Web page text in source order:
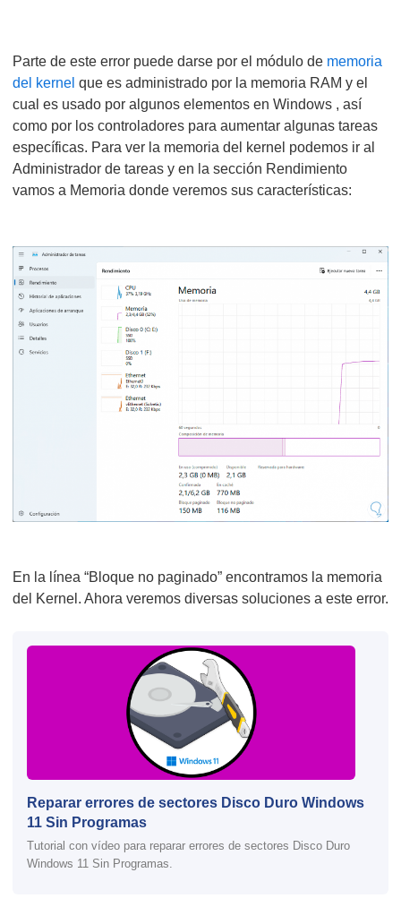
Parte de este error puede darse por el módulo de memoria
del kernel que es administrado por la memoria RAM y el
cual es usado por algunos elementos en Windows , así
como por los controladores para aumentar algunas tareas
específicas. Para ver la memoria del kernel podemos ir al
Administrador de tareas y en la sección Rendimiento
vamos a Memoria donde veremos sus características:
En la línea “Bloque no paginado” encontramos la memoria
del Kernel. Ahora veremos diversas soluciones a este error.
Reparar errores de sectores Disco Duro Windows
11 Sin Programas
Tutorial con vídeo para reparar errores de sectores Disco Duro
Windows 11 Sin Programas.